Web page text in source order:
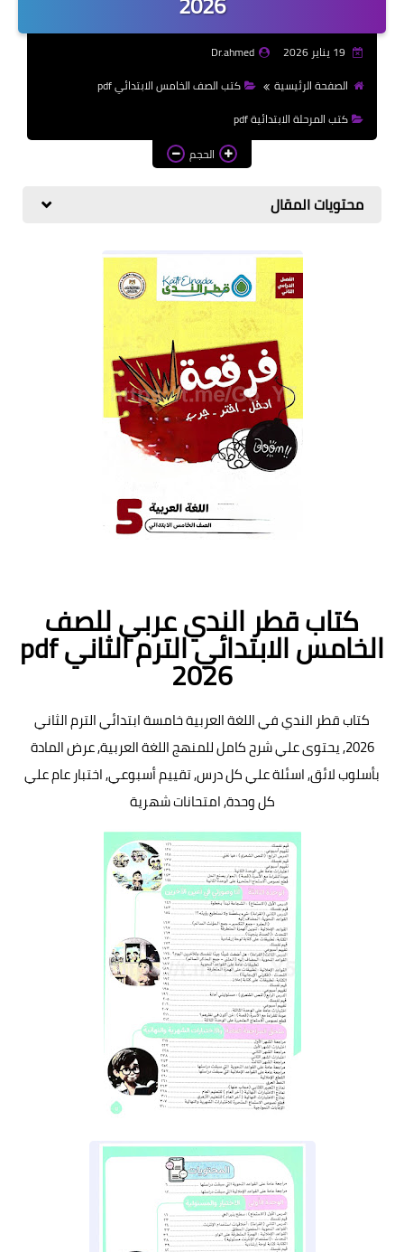
الازهرية
Dr.ahmed
الصفحة الرئيسية
كتب الصف الخامس الابتدائي pdf
كتب المرحلة الابتدائية pdf
الحجم
محتويات المقال
كتاب قطر الندي عربي للصف
الخامس الابتدائي الترم الثاني pdf
2026
كتاب قطر الندي في اللغة العربية خامسة ابتدائي الترم الثاني
2026, يحتوى علي شرح كامل للمنهج اللغة العربية, عرض المادة
بأسلوب لائق, اسئلة علي كل درس, تقييم أسبوعي, اختبار عام علي
كل وحدة, امتحانات شهرية